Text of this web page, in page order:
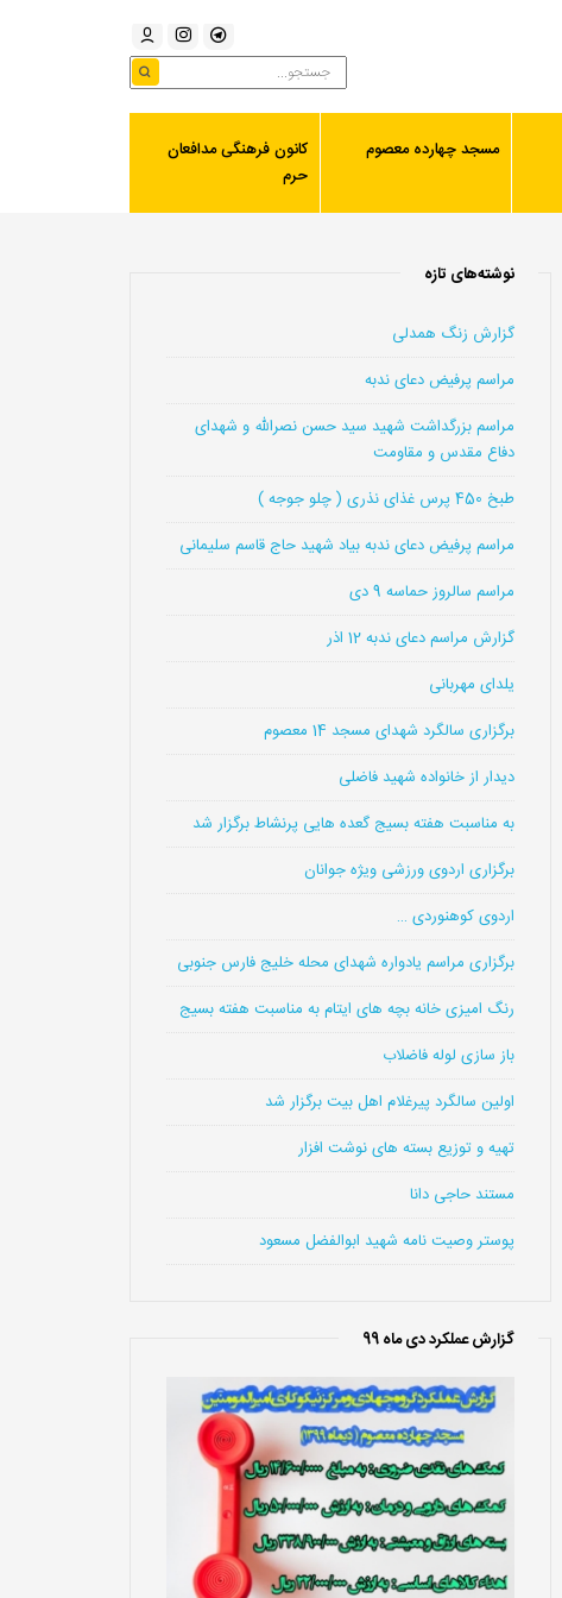
مسجد چهارده معصوم
کانون فرهنگی مدافعان
حرم
نوشته‌های تازه
گزارش زنگ همدلی
مراسم پرفیض دعای ندبه
مراسم بزرگداشت شهید سید حسن نصرالله و شهدای
دفاع مقدس و مقاومت
طبخ 450 پرس غذای نذری ( چلو جوجه )
مراسم پرفیض دعای ندبه بیاد شهید حاج قاسم سلیمانی
مراسم سالروز حماسه 9 دی
گزارش مراسم دعای ندبه 12 اذر
یلدای مهربانی
برگزاری سالگرد شهدای مسجد 14 معصوم
دیدار از خانواده شهید فاضلی
به مناسبت هفته بسیج گعده هایی پرنشاط برگزار شد
برگزاری اردوی ورزشی ویژه جوانان
اردوی کوهنوردی …
برگزاری مراسم یادواره شهدای محله خلیج فارس جنوبی
رنگ امیزی خانه بچه های ایتام به مناسبت هفته بسیج
باز سازی لوله فاضلاب
اولین سالگرد پیرغلام اهل بیت برگزار شد
تهیه و توزیع بسته های نوشت افزار
مستند حاجی دانا
پوستر وصیت نامه شهید ابوالفضل مسعود
گزارش عملکرد دی ماه 99